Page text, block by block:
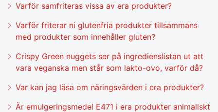
Varför samfriteras vissa av era produkter?
Varför friterar ni glutenfria produkter tillsammans
med produkter som innehåller gluten?
Crispy Green nuggets ser på ingredienslistan ut att
vara veganska men står som lakto-ovo, varför då?
Var kan jag läsa om näringsvärden i era produkter?
Är emulgeringsmedel E471 i era produkter animaliskt